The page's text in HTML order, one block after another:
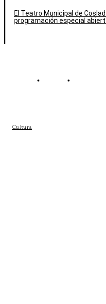
Cultura
El Teatro Municipal de
programación especial
Contacto Política